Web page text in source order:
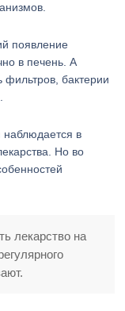
появление
в печень. А
фильтров, бактерии
наблюдается в
Но во
лекарство на